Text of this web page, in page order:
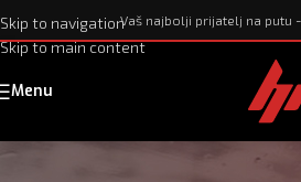
Skip to navigation
Skip to main content
Vaš najbolji prijatelj na putu
Menu